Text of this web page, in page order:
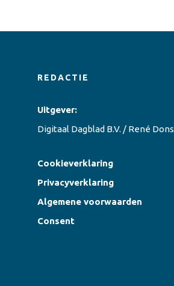
REDACTIE
Uitgever:
Digitaal Dagblad B.V. / René Dons
Cookieverklaring
Privacyverklaring
Algemene voorwaarden
Consent